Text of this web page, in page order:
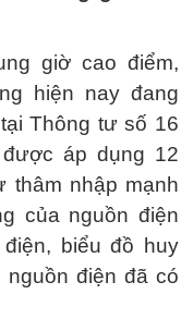
giờ cao điểm,
hiện nay đang
Thông tư số 16
áp dụng 12
thâm nhập mạnh
của nguồn điện
biểu đồ huy
điện đã có